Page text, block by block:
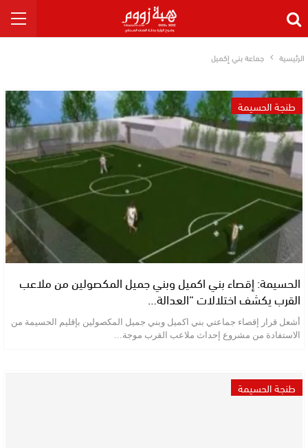
الرئيسية جماعة بني إكميل
طنجة الحسيمة
الحسيمة: إقصاء بني اكميل وبني جميل المكصولين من ملاعب
القرب يكشف اختلالات “العدالة…
أشعل قرار إقصاء جماعتي بني اكميل وبني جميل المكصولين بإقليم الحسيمة من
الاستفادة من مشروع إحداث ملاعب القرب موجة…
طنجة الحسيمة